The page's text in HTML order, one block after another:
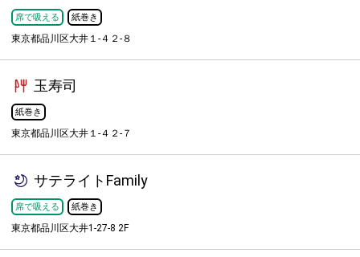
席で吸える 紙巻き
東京都品川区大井１-４２-８
玉寿司
紙巻き
東京都品川区大井１-４２-７
サテライトFamily
席で吸える 紙巻き
東京都品川区大井1-27-8 2F